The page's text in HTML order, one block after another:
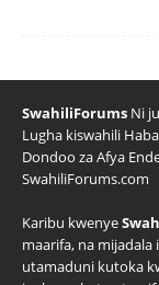
SwahiliForums Ni
Lugha kiswahili
Dondoo za Afya
SwahiliForums.com
Karibu kwenye
maarifa, na mijadala
utamaduni kutoka